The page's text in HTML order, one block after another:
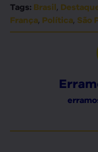
Tags: Brasil,
França, Política, São